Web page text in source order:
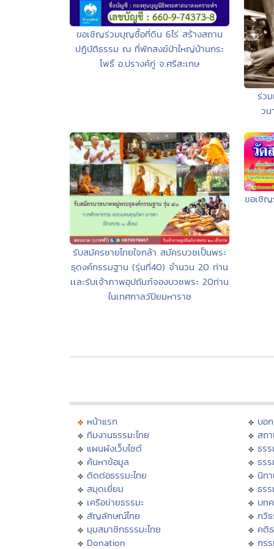
ขอเชิญร่วมบุญซื้อที่ดิน 6ไร่ สร้างสถาน
ปฏิบัติธรรม ณ ที่พักสงฆ์ป่าใหญ่บ้านกระ
โพธิ์ อ.ปรางค์กู่ จ.ศรีสะเกษ
ร่ว
วน
รับสมัครชายไทยใจกล้า สมัครบวชเป็นพระ
ธุดงค์กรรมฐาน (รุ่นที่40) จำนวน 20 ท่าน
เเละรับเจ้าภาพอุปถัมภ์จองบวชพระ 20ท่าน
ในเทศกาลวัปิยมหาราช
ขอเชิญ
หน้าแรก
ทีมงานธรรมะไทย
แผนผังเว็บไซต์
ค้นหาข้อมูล
ติดต่อธรรมะไทย
สมุดเยี่ยม
เครือข่ายธรรมะ
สัญลักษณ์ไทย
มุมสมาชิกธรรมะไทย
Donation
บอ
สถ
ธร
ธร
นิท
ธร
บท
กวี
คติ
กร